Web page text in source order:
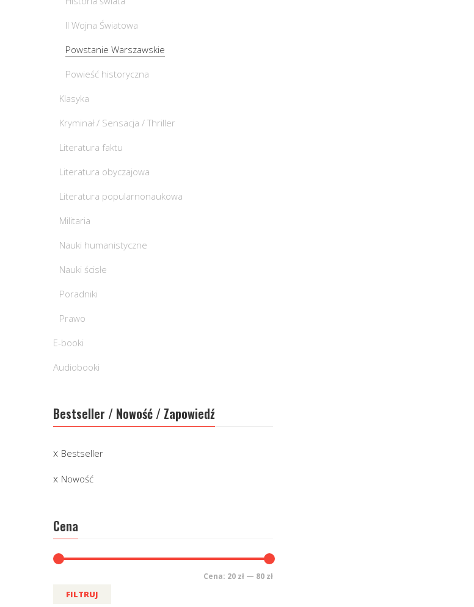
II Wojna Światowa
Powstanie Warszawskie
Powieść historyczna
Klasyka
Kryminał / Sensacja / Thriller
Literatura faktu
Literatura obyczajowa
Literatura popularnonaukowa
Militaria
Nauki humanistyczne
Nauki ścisłe
Poradniki
Prawo
E-booki
Audiobooki
Bestseller / Nowość / Zapowiedź
Bestseller
Nowość
Cena
FILTRUJ
Cena: 20 zł — 80 zł